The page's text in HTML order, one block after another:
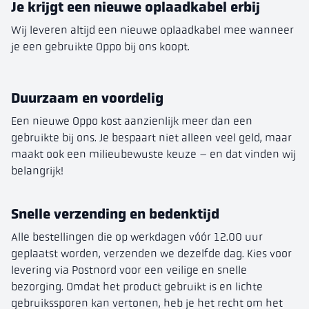
Je krijgt een nieuwe oplaadkabel erbij
Wij leveren altijd een nieuwe oplaadkabel mee wanneer
je een gebruikte Oppo bij ons koopt.
Duurzaam en voordelig
Een nieuwe Oppo kost aanzienlijk meer dan een
gebruikte bij ons. Je bespaart niet alleen veel geld, maar
maakt ook een milieubewuste keuze – en dat vinden wij
belangrijk!
Snelle verzending en bedenktijd
Alle bestellingen die op werkdagen vóór 12.00 uur
geplaatst worden, verzenden we dezelfde dag. Kies voor
levering via Postnord voor een veilige en snelle
bezorging. Omdat het product gebruikt is en lichte
gebruikssporen kan vertonen, heb je het recht om het